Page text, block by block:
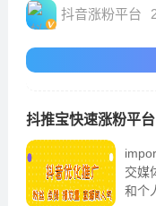
看。
式。
误
抖音涨粉平台
抖推宝快速涨粉平台
交媒
和个